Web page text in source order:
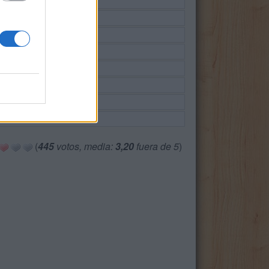
(445votos, media: 3,20 fuera de 5)